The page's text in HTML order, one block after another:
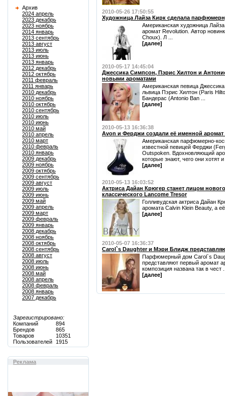
Архив
2024 апрель
2023 декабрь
2023 ноябрь
2014 январь
2013 сентябрь
2013 август
2013 июль
2013 июнь
2013 январь
2012 декабрь
2012 октябрь
2011 февраль
2011 январь
2010 декабрь
2010 ноябрь
2010 октябрь
2010 сентябрь
2010 июль
2010 июнь
2010 май
2010 апрель
2010 март
2010 февраль
2010 январь
2009 декабрь
2009 ноябрь
2009 октябрь
2009 сентябрь
2009 август
2009 июль
2009 июнь
2009 май
2009 апрель
2009 март
2009 февраль
2009 январь
2008 декабрь
2008 ноябрь
2008 октябрь
2008 сентябрь
2008 август
2008 июль
2008 июнь
2008 май
2008 апрель
2008 февраль
2008 январь
2007 декабрь
Зарегистрировано:
Компаний
894
Брендов
865
Товаров
10351
Пользователей
1915
Реклама
2010-05-26 17:50:55
Художница Лайза Кирк сделала
Американская художница
аромат Revolution. Автор
Choux). Л ...
[далее]
2010-05-17 14:45:04
Джессика Симпсон, Пэрис Хилтон и
новыми ароматами
Американская певица
львица Пэрис Хилтон (Paris
Бандерас (Antonio Ban ...
[далее]
2010-05-13 16:36:38
Avon и Ферджи создали её именной
Американская парфюмерно-
известной певицей Ферджи
Outspoken. Вдохновляющий
которые знают, чего они хотят
[далее]
2010-05-13 16:03:52
Актриса Дайан Крюгер станет лицом
классического Lancome Tresor
Голливудская актриса Дайан
аромата Calvin Klein Beauty, а
[далее]
2010-05-07 16:36:37
Carol`s Daughter и Мэри Блидж
Парфюмерный дом Carol`s
представляют первый аромат
композиция названа так в чест
[далее]